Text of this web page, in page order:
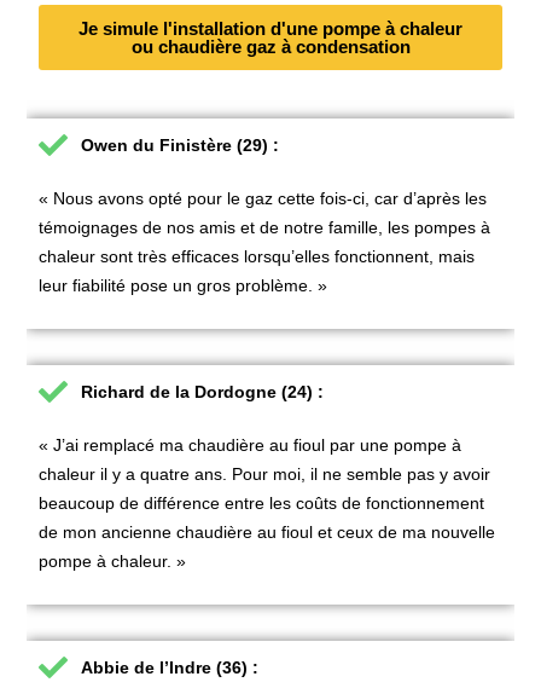
Je simule l'installation d'une pompe à chaleur
ou chaudière gaz à condensation
Owen du Finistère (29) :
« Nous avons opté pour le gaz cette fois-ci, car d’après les
témoignages de nos amis et de notre famille, les pompes à
chaleur sont très efficaces lorsqu’elles fonctionnent, mais
leur fiabilité pose un gros problème. »
Richard de la Dordogne (24) :
« J’ai remplacé ma chaudière au fioul par une pompe à
chaleur il y a quatre ans. Pour moi, il ne semble pas y avoir
beaucoup de différence entre les coûts de fonctionnement
de mon ancienne chaudière au fioul et ceux de ma nouvelle
pompe à chaleur. »
Abbie de l’Indre (36) :